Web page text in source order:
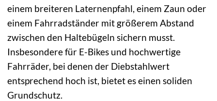
einem breiteren Laternenpfahl, einem Zaun oder
einem Fahrradständer mit größerem Abstand
zwischen den Haltebügeln sichern musst.
Insbesondere für E-Bikes und hochwertige
Fahrräder, bei denen der Diebstahlwert
entsprechend hoch ist, bietet es einen soliden
Grundschutz.